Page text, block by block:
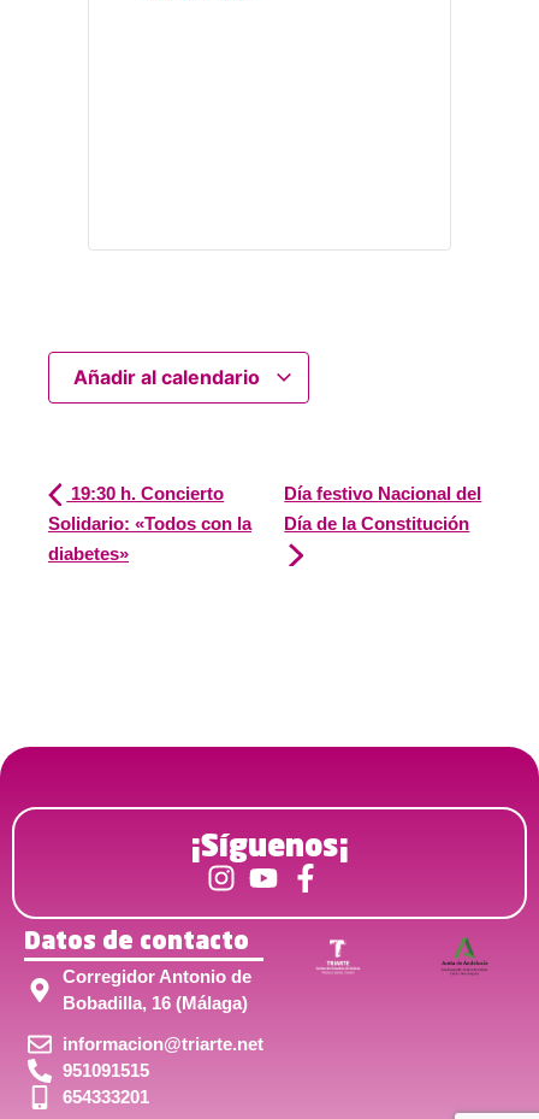
Añadir al calendario
19:30 h. Concierto
Solidario: «Todos con la
diabetes»
Día festivo Nacional del
Día de la Constitución
¡Síguenos¡
Datos de contacto
Corregidor Antonio de
Bobadilla, 16 (Málaga)
informacion@triarte.net
951091515
654333201